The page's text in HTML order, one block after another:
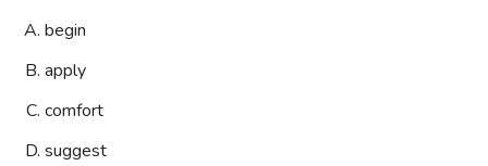
begin
apply
comfort
suggest